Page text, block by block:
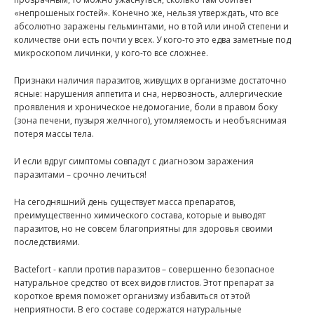
«непрошеных гостей». Конечно же, нельзя утверждать, что все
абсолютно заражены гельминтами, но в той или иной степени и
количестве они есть почти у всех. У кого-то это едва заметные под
микроскопом личинки, у кого-то все сложнее.
Признаки наличия паразитов, живущих в организме достаточно
ясные: нарушения аппетита и сна, нервозность, аллергические
проявления и хроническое недомогание, боли в правом боку
(зона печени, пузыря желчного), утомляемость и необъяснимая
потеря массы тела.
И если вдруг симптомы совпадут с диагнозом заражения
паразитами – срочно лечиться!
На сегодняшний день существует масса препаратов,
преимущественно химического состава, которые и выводят
паразитов, но не совсем благоприятны для здоровья своими
последствиями.
Bactefort - капли против паразитов – совершенно безопасное
натуральное средство от всех видов глистов. Этот препарат за
короткое время поможет организму избавиться от этой
неприятности. В его составе содержатся натуральные